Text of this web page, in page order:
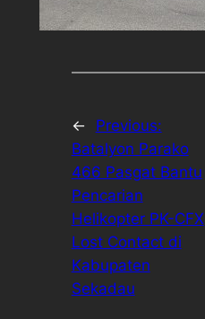
←
Previous:
Batalyon Parako
466 Pasgat Bantu
Pencarian
Helikopter PK-CFX
Lost Contact di
Kabupaten
Sekadau